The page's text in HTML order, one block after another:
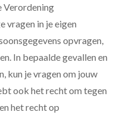
Verordening
vragen in je eigen
opvragen,
In bepaalde gevallen en
kun je vragen om jouw
ook het recht om tegen
het recht op